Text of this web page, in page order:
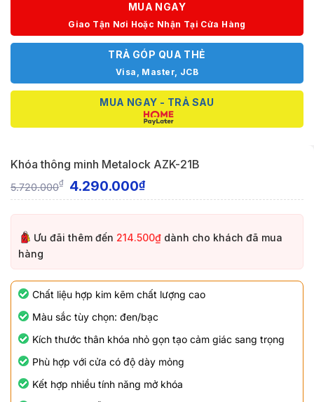
MUA NGAY
Giao Tận Nơi Hoặc Nhận Tại Cửa Hàng
TRẢ GÓP QUA THẺ
Visa, Master, JCB
MUA NGAY - TRẢ SAU
Khóa thông minh Metalock AZK-21B
5.720.000₫ 4.290.000₫
Ưu đãi thêm đến 214.500₫ dành cho khách đã mua
hàng
Chất liệu hợp kim kẽm chất lượng cao
Màu sắc tùy chọn: đen/bạc
Kích thước thân khóa nhỏ gọn tạo cảm giác sang trọng
Phù hợp với cửa có độ dày mỏng
Kết hợp nhiều tính năng mở khóa